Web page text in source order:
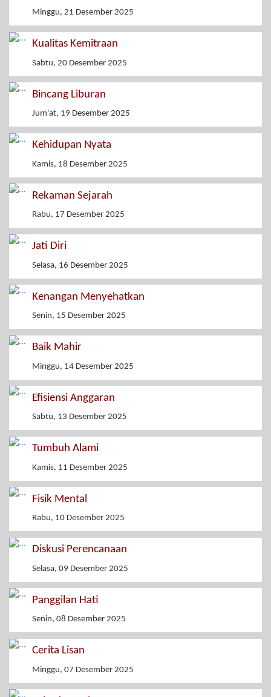
Minggu, 21 Desember 2025
Kualitas Kemitraan
Sabtu, 20 Desember 2025
Bincang Liburan
Jum'at, 19 Desember 2025
Kehidupan Nyata
Kamis, 18 Desember 2025
Rekaman Sejarah
Rabu, 17 Desember 2025
Jati Diri
Selasa, 16 Desember 2025
Kenangan Menyehatkan
Senin, 15 Desember 2025
Baik Mahir
Minggu, 14 Desember 2025
Efisiensi Anggaran
Sabtu, 13 Desember 2025
Tumbuh Alami
Kamis, 11 Desember 2025
Fisik Mental
Rabu, 10 Desember 2025
Diskusi Perencanaan
Selasa, 09 Desember 2025
Panggilan Hati
Senin, 08 Desember 2025
Cerita Lisan
Minggu, 07 Desember 2025